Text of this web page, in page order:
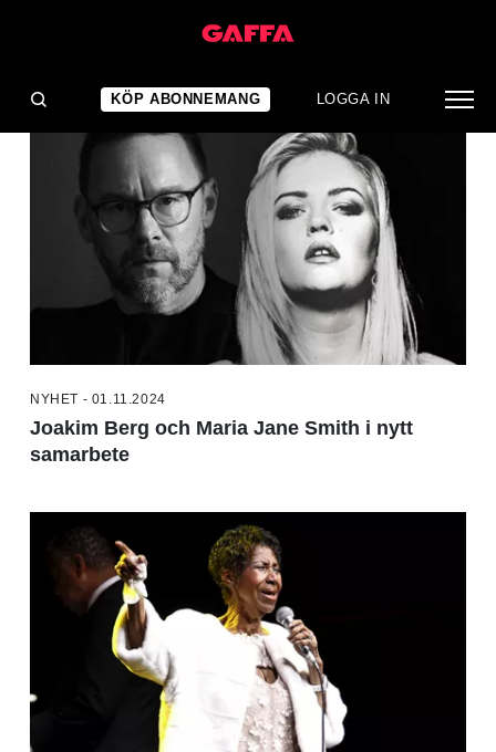
KÖP ABONNEMANG LOGGA IN
NYHET - 01.11.2024
Joakim Berg och Maria Jane Smith i nytt
samarbete